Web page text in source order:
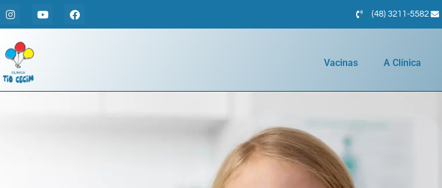
(48) 3211-5582
Vacinas A Clínica